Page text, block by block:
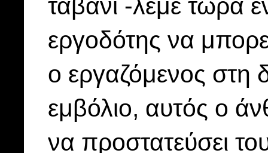
ταβάνι -λέμε τώρα
εργοδότης να
ο εργαζόμενος στη
εμβόλιο, αυτός ο
να προστατεύσει